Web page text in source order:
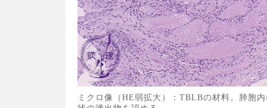
ミクロ像（HE弱拡大）：TBLBの材料。肺胞